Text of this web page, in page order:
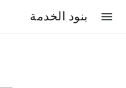
بنود الخدمة